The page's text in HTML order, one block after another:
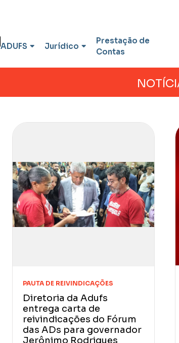
ADUFS Jurídico
Prestação de
Contas
PAUTA DE REIVINDICAÇÕES
Diretoria da Adufs
entrega carta de
reivindicações do Fórum
das ADs para governador
Jerônimo Rodrigues